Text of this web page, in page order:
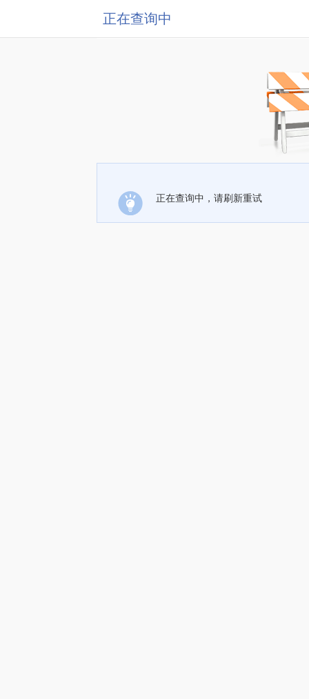
正在查询中
正在查询中，请刷新重试